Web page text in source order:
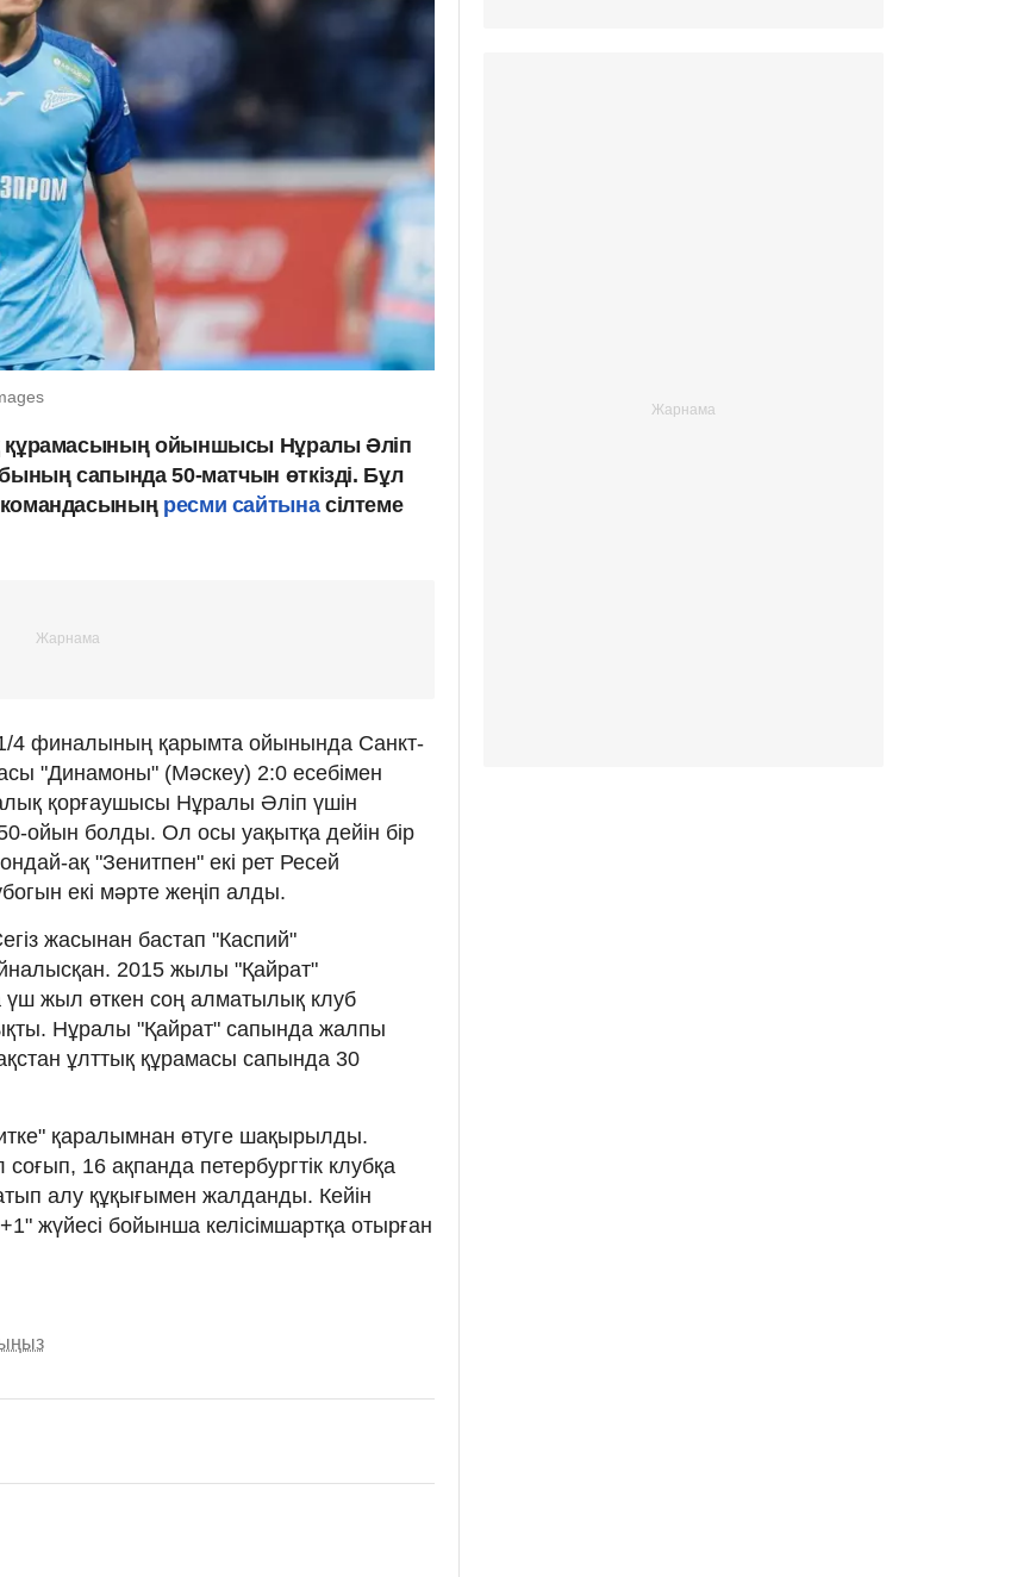
құрамасының ойыншысы Нұралы Әліп
cапында 50-матчын өткізді. Бұл
командасының ресми сайтына сілтеме
4 финалының қарымта ойынында Санкт-
"Динамоны" (Мәскеу) 2:0 есебімен
қорғаушысы Нұралы Әліп үшін
ойын болды. Ол осы уақытқа дейін бір
ақ "Зенитпен" екі рет Ресей
екі мәрте жеңіп алды.
жасынан бастап "Каспий"
2015 жылы "Қайрат"
жыл өткен соң алматылық клуб
Нұралы "Қайрат" сапында жалпы
ұлттық құрамасы сапында 30
қаралымнан өтуге шақырылды.
16 ақпанда петербургтік клубқа
алу құқығымен жалданды. Кейін
жүйесі бойынша келісімшартқа отырған